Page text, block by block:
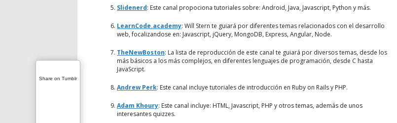
Slidenerd: Este canal propociona tutoriales sobre: Android, Java, Javascript, Python y más.
LearnCode.academy: Will Stern te guiará por diferentes temas relacionados con el desarrollo
web, focalizandose en: Javascript, jQuery, MongoDB, Express, Angular, Node.
TheNewBoston: La lista de reproducción de este canal te guiará por diversos temas, desde los
más básicos a los más complejos, en diferentes lenguajes de programación, desde C hasta
JavaScript.
Andrew Perk: Este canal incluye tutoriales de introducción en Ruby on Rails y PHP.
Adam Khoury: Este canal incluye: HTML, Javascript, PHP y otros temas, además de unos
interesantes quizzes.
Share on Tumblr